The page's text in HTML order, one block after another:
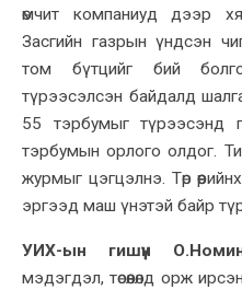
өмчит компаниуд дээр
Засгийн газрын үндсэн
том бүтцийг бий
түрээсэлсэн байдалд
55 тэрбумыг түрээсэнд
тэрбумын орлого олдог.
журмыг цэгцэлнэ. Төр
эргээд маш үнэтэй байр
УИХ-ын гишүүн
мэдэгдэл, төсөөлөлд орж